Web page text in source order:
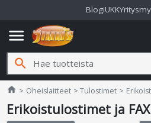
BlogiUKK
menu
search
home Jimms.fi
Oheislaitteet Tulostimet
Erikoistulostimet ja FAX